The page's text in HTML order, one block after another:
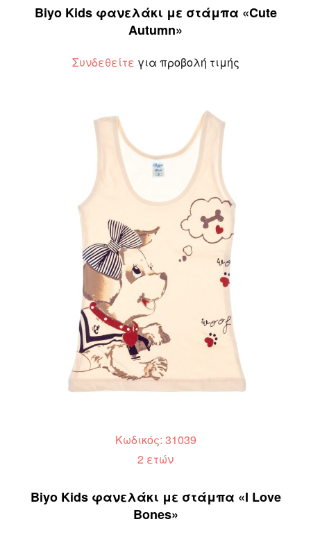
Biyo Kids φανελάκι με στάμπα «Cute
Autumn»
Συνδεθείτε για προβολή τιμής
Κωδικός: 31039
2 ετών
Biyo Kids φανελάκι με στάμπα «I Love
Bones»